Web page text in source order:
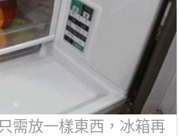
需放一樣東西，冰箱再